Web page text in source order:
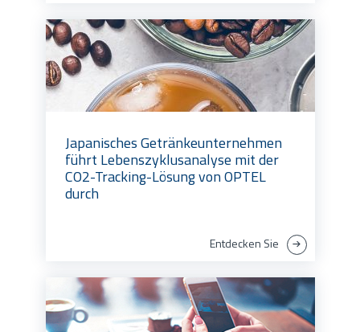
Japanisches Getränkeunternehmen
führt Lebenszyklusanalyse mit der
CO2-Tracking-Lösung von OPTEL
durch
Entdecken Sie